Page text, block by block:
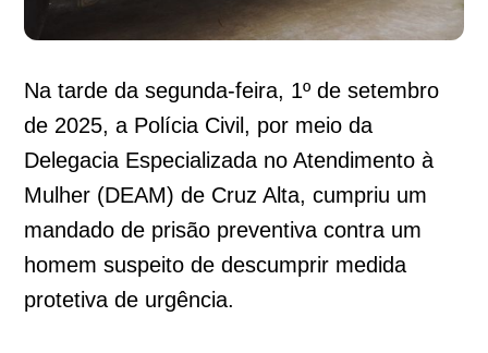
Na tarde da segunda-feira, 1º de setembro
de 2025, a Polícia Civil, por meio da
Delegacia Especializada no Atendimento à
Mulher (DEAM) de Cruz Alta, cumpriu um
mandado de prisão preventiva contra um
homem suspeito de descumprir medida
protetiva de urgência.